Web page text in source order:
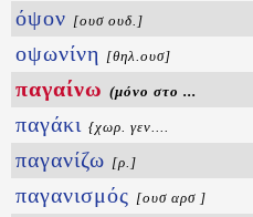
όψον [ουσ ουδ.]
οψωνίνη [θηλ.ουσ]
παγαίνω (μόνο στο ...
παγάκι {χωρ. γεν....
παγανίζω [ρ.]
παγανισμός [ουσ αρσ ]